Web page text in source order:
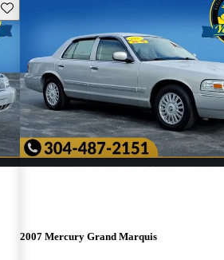
Guarda este Aviso
2007 Mercury Grand Marquis